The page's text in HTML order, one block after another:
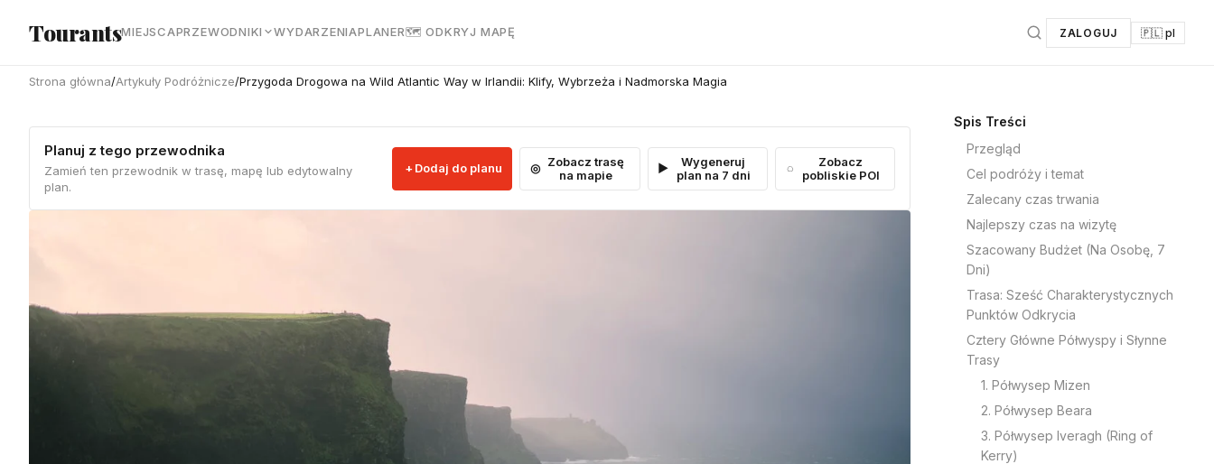
TourantsMIEJSCAPRZEWODNIKI WYDARZENIAPLANER🗺 ODKRYJ MAPĘ ZALOGUJ 🇵🇱 pl
Strona główna/Artykuły Podróżnicze/Przygoda Drogowa na Wild Atlantic Way w Irlandii: Klify, Wybrzeża i Nadmorska Magia
Planuj z tego przewodnika
Zamień ten przewodnik w trasę, mapę lub edytowalny
plan.
Dodaj do planu
Zobacz trasę
na mapie
Wygeneruj
plan na 7 dni
Zobacz
pobliskie POI
Spis Treści
Przegląd
Cel podróży i temat
Zalecany czas trwania
Najlepszy czas na wizytę
Szacowany Budżet (Na Osobę, 7
Dni)
Trasa: Sześć Charakterystycznych
Punktów Odkrycia
Cztery Główne Półwyspy i Słynne
Trasy
1. Półwysep Mizen
2. Półwysep Beara
3. Półwysep Iveragh (Ring of
Kerry)